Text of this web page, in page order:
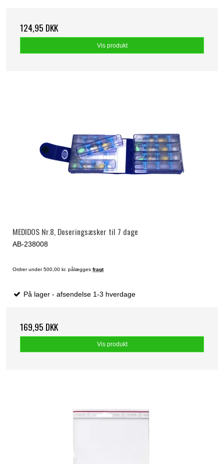
124,95 DKK
Vis produkt
MEDIDOS Nr.8, Doseringsæsker til 7 dage
AB-238008
Ordrer under 500,00 kr. pålægges fragt
På lager - afsendelse 1-3 hverdage
169,95 DKK
Vis produkt